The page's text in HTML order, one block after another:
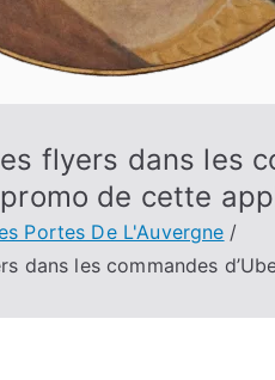
flyers dans les
de cette
Portes De L'Auvergne
dans les commandes